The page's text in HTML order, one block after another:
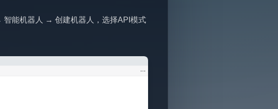
智能机器人 → 创建机器人，选择API模式